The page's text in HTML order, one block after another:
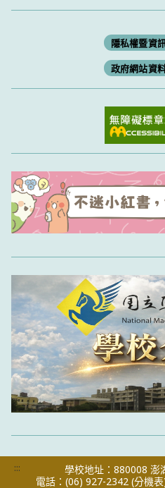
隱私權暨資
政府網站資
:::
學校地址：880008 澎
電話：(06) 927-2342 (分機